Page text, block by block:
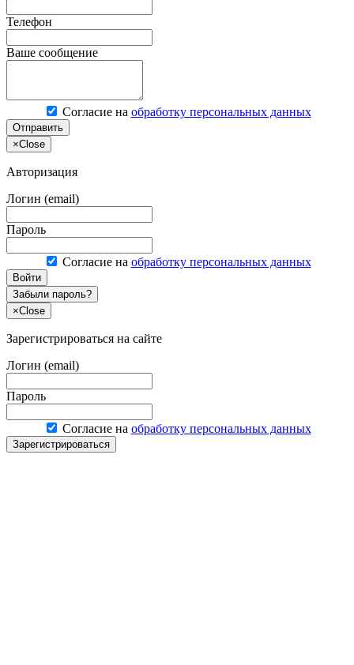
Телефон
Ваше сообщение
Согласие на обработку персональных данных
Отправить
×Close
Авторизация
Логин (email)
Пароль
Согласие на обработку персональных данных
Войти
Забыли пароль?
×Close
Зарегистрироваться на сайте
Логин (email)
Пароль
Согласие на обработку персональных данных
Зарегистрироваться